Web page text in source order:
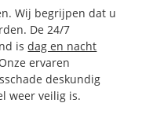
Wij begrijpen dat u
De 24/7
isdag en nacht
ervaren
deskundig
weer veilig is.